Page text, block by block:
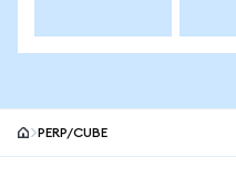
PERP/CUBE